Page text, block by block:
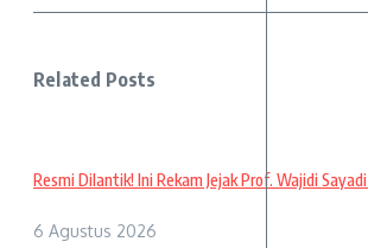
Related Posts
Resmi Dilantik! Ini Rekam Jejak Prof. Wajidi
6 Agustus 2026